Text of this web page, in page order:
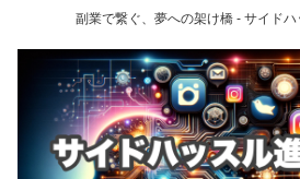
副業で繋ぐ、夢への架け橋 - サイド